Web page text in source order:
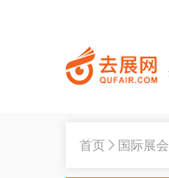
首页 国际展会